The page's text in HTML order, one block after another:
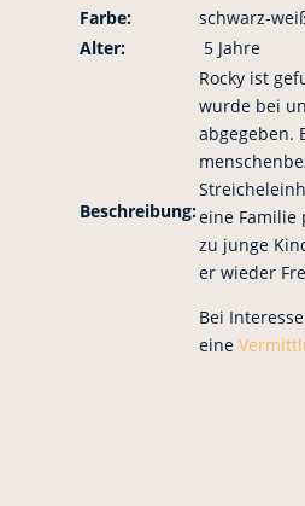
Farbe:
schwarz-
Alter:
5 Jahre
Beschreibung:
Rocky ist
wurde bei
abgegeben.
eine Familie
zu junge
er wieder
Bei
eine